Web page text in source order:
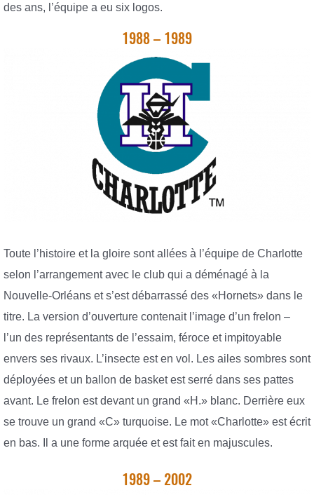
des ans, l’équipe a eu six logos.
1988 – 1989
Toute l’histoire et la gloire sont allées à l’équipe de Charlotte
selon l’arrangement avec le club qui a déménagé à la
Nouvelle-Orléans et s’est débarrassé des «Hornets» dans le
titre. La version d’ouverture contenait l’image d’un frelon –
l’un des représentants de l’essaim, féroce et impitoyable
envers ses rivaux. L’insecte est en vol. Les ailes sombres sont
déployées et un ballon de basket est serré dans ses pattes
avant. Le frelon est devant un grand «H.» blanc. Derrière eux
se trouve un grand «C» turquoise. Le mot «Charlotte» est écrit
en bas. Il a une forme arquée et est fait en majuscules.
1989 – 2002